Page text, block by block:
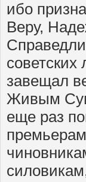
ибо
Веру,
завещал
Живым
еще раз